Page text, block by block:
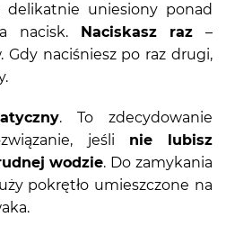
delikatnie uniesiony ponad
nacisk.
Naciskasz raz –
Gdy naciśniesz po raz drugi,
. To zdecydowanie
jeśli nie lubisz
wodzie. Do zamykania
pokrętło umieszczone na